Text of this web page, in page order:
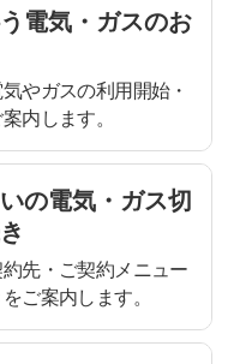
電気・ガスのお
やガスの利用開始・
内します。
の電気・ガス切
先・ご契約メニュー
ご案内します。